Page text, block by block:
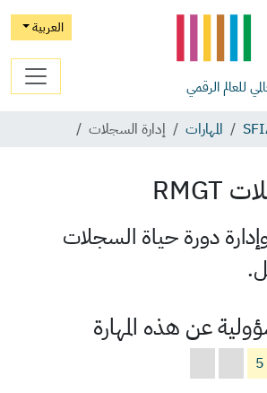
العربية
للعالم الرقمي
المهارات إدارة السجلات
RMGT
دورة حياة السجلات
عن هذه المهارة
5